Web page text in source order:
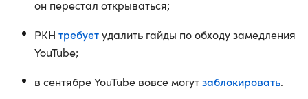
он перестал открываться;
РКН требуетудалить гайды по обходу замедления
YouTube;
в сентябре YouTube вовсе могутзаблокировать.